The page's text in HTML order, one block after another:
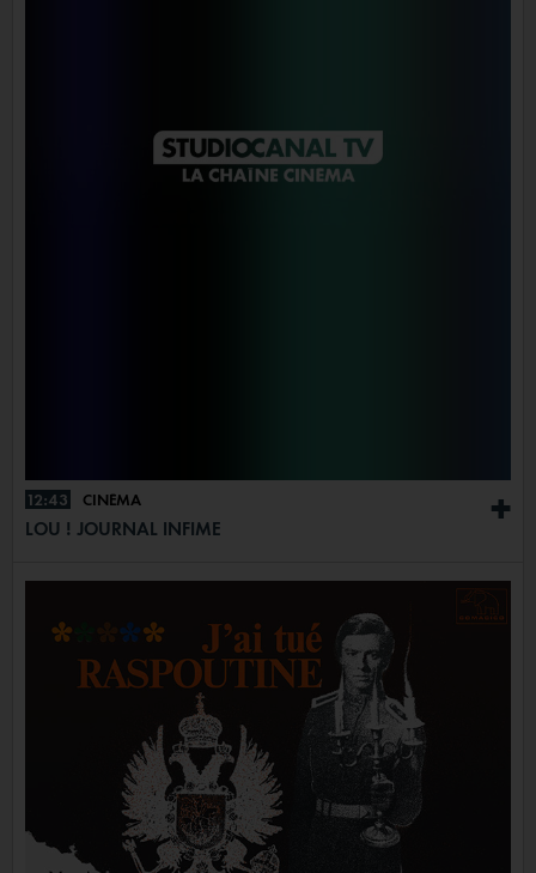
+
12:43 CINÉMA
LOU ! JOURNAL INFIME